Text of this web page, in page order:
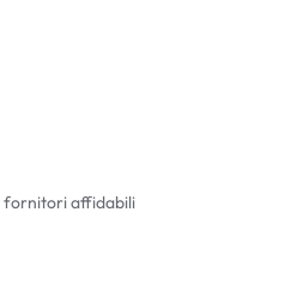
fornitori affidabili